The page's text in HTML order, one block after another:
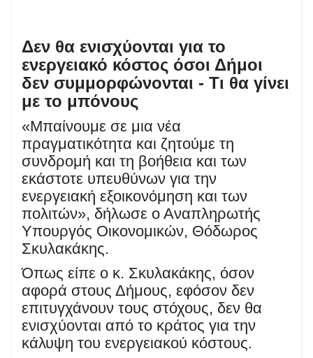
Δεν θα ενισχύονται για το
ενεργειακό κόστος όσοι Δήμοι
δεν συμμορφώνονται - Τι θα γίνει
με το μπόνους
«Μπαίνουμε σε μια νέα
πραγματικότητα και ζητούμε τη
συνδρομή και τη βοήθεια και των
εκάστοτε υπευθύνων για την
ενεργειακή εξοικονόμηση και των
πολιτών», δήλωσε ο Αναπληρωτής
Υπουργός Οικονομικών, Θόδωρος
Σκυλακάκης.
Όπως είπε ο κ. Σκυλακάκης, όσον
αφορά στους Δήμους, εφόσον δεν
επιτυγχάνουν τους στόχους, δεν θα
ενισχύονται από το κράτος για την
κάλυψη του ενεργειακού κόστους.